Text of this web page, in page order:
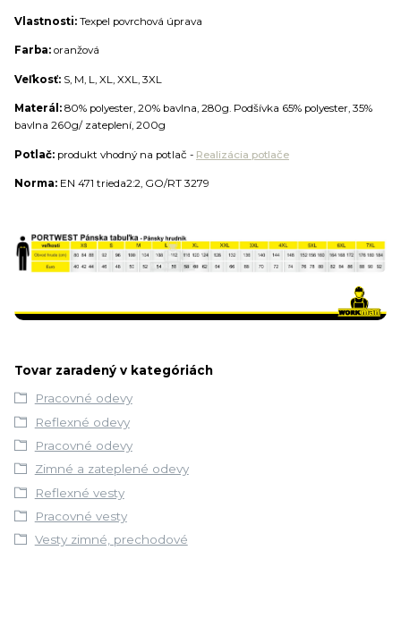
Vlastnosti: Texpel povrchová úprava
Farba: oranžová
Veľkosť: S, M, L, XL, XXL, 3XL
Materál: 80% polyester, 20% bavlna, 280g. Podšívka 65% polyester, 35%
bavlna 260g/ zateplení, 200g
Potlač: produkt vhodný na potlač - Realizácia potlače
Norma: EN 471 trieda2:2, GO/RT 3279
Tovar zaradený v kategóriách
Pracovné odevy
Reflexné odevy
Pracovné odevy
Zimné a zateplené odevy
Reflexné vesty
Pracovné vesty
Vesty zimné, prechodové